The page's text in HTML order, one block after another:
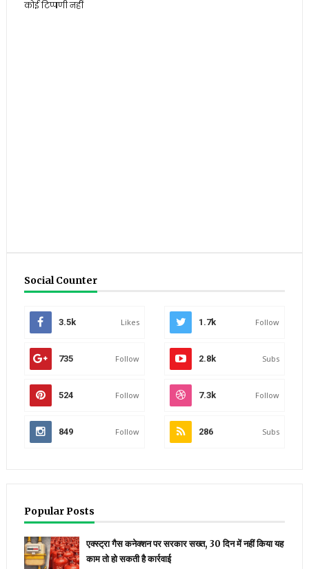
कोई टिप्पणी नहीं
Social Counter
3.5k Likes 1.7k Follow
735 Follow 2.8k Subs
524 Follow 7.3k Follow
849 Follow 286 Subs
Popular Posts
एक्स्ट्रा गैस कनेक्शन पर सरकार सख्त, 30 दिन में नहीं किया यह
काम तो हो सकती है कार्रवाई